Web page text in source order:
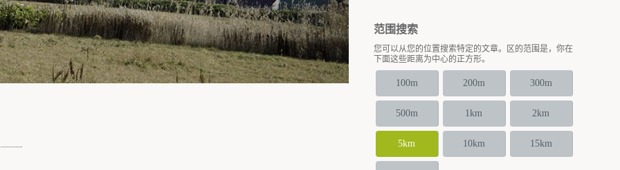
范围搜索
您可以从您的位置搜索特定的文章。区的范围是，你在
下面这些距离为中心的正方形。
100m 200m 300m
500m 1km 2km
5km 10km 15km